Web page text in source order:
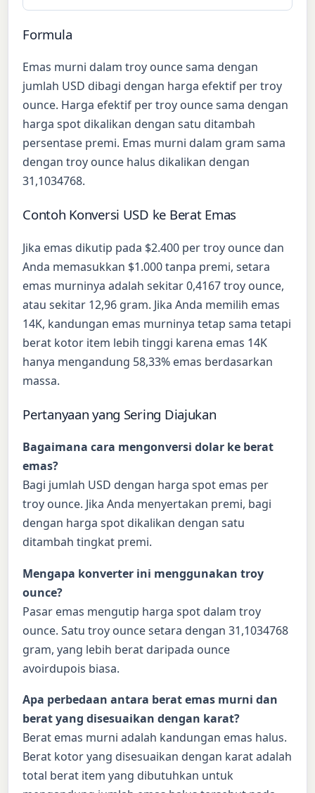
Formula
Emas murni dalam troy ounce sama dengan
jumlah USD dibagi dengan harga efektif per troy
ounce. Harga efektif per troy ounce sama dengan
harga spot dikalikan dengan satu ditambah
persentase premi. Emas murni dalam gram sama
dengan troy ounce halus dikalikan dengan
31,1034768.
Contoh Konversi USD ke Berat Emas
Jika emas dikutip pada $2.400 per troy ounce dan
Anda memasukkan $1.000 tanpa premi, setara
emas murninya adalah sekitar 0,4167 troy ounce,
atau sekitar 12,96 gram. Jika Anda memilih emas
14K, kandungan emas murninya tetap sama tetapi
berat kotor item lebih tinggi karena emas 14K
hanya mengandung 58,33% emas berdasarkan
massa.
Pertanyaan yang Sering Diajukan
Bagaimana cara mengonversi dolar ke berat
emas?
Bagi jumlah USD dengan harga spot emas per
troy ounce. Jika Anda menyertakan premi, bagi
dengan harga spot dikalikan dengan satu
ditambah tingkat premi.
Mengapa konverter ini menggunakan troy
ounce?
Pasar emas mengutip harga spot dalam troy
ounce. Satu troy ounce setara dengan 31,1034768
gram, yang lebih berat daripada ounce
avoirdupois biasa.
Apa perbedaan antara berat emas murni dan
berat yang disesuaikan dengan karat?
Berat emas murni adalah kandungan emas halus.
Berat kotor yang disesuaikan dengan karat adalah
total berat item yang dibutuhkan untuk